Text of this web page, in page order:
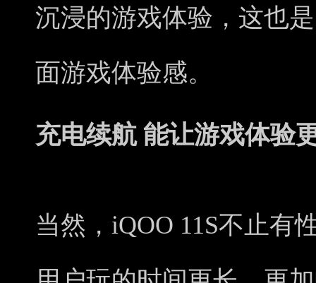
沉浸的游戏体验，这也
面游戏体验感。
充电续航 能让游戏体验
当然，iQOO 11S不止有